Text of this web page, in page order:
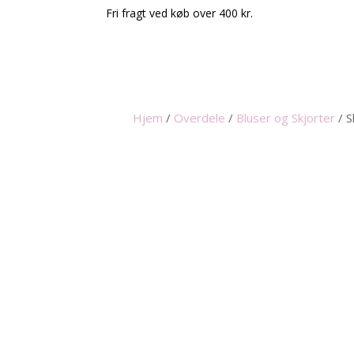
Fri fragt ved køb over 400 kr.
Hjem / Overdele / Bluser og Skjorter /